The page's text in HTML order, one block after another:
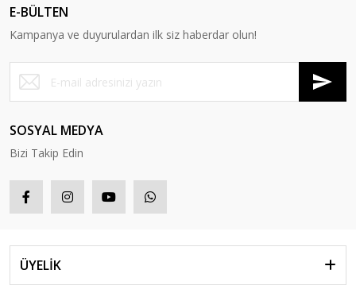
E-BÜLTEN
Kampanya ve duyurulardan ilk siz haberdar olun!
SOSYAL MEDYA
Bizi Takip Edin
ÜYELİK